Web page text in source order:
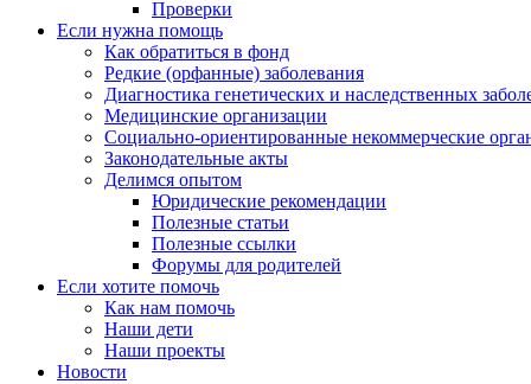
Проверки
Если нужна помощь
Как обратиться в фонд
Редкие (орфанные) заболевания
Диагностика генетических и наследственных
Медицинские организации
Социально-ориентированные некоммерческие
Законодательные акты
Делимся опытом
Юридические рекомендации
Полезные статьи
Полезные ссылки
Форумы для родителей
Если хотите помочь
Как нам помочь
Наши дети
Наши проекты
Новости